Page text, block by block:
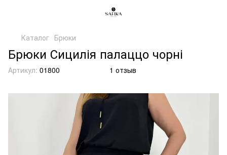
Каталог Брюки
Брюки Сицилія палаццо чорні
Артикул: 01800 1 отзыв